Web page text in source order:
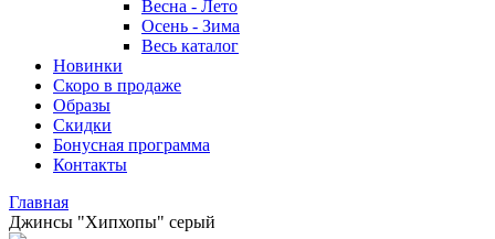
Весна - Лето
Осень - Зима
Весь каталог
Новинки
Скоро в продаже
Образы
Скидки
Бонусная программа
Контакты
Главная
Джинсы "Хипхопы" серый